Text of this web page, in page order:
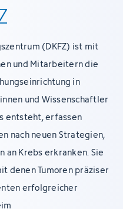
(DKFZ) ist mit
und Mitarbeitern die
in
und Wissenschaftler
entsteht, erfassen
nach neuen Strategien,
an Krebs erkranken. Sie
denen Tumoren präziser
erfolgreicher